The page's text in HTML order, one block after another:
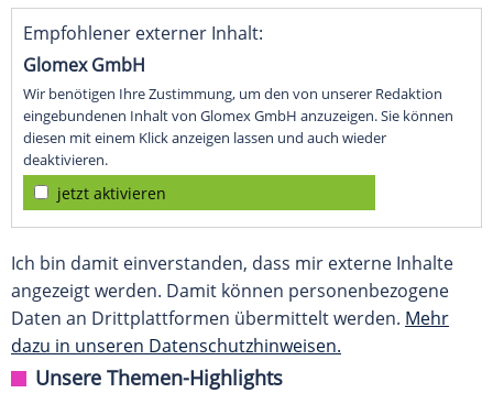
Empfohlener externer Inhalt:
Glomex GmbH
Wir benötigen Ihre Zustimmung, um den von unserer Redaktion
eingebundenen Inhalt von Glomex GmbH anzuzeigen. Sie können
diesen mit einem Klick anzeigen lassen und auch wieder
deaktivieren.
jetzt aktivieren
Ich bin damit einverstanden, dass mir externe Inhalte
angezeigt werden. Damit können personenbezogene
Daten an Drittplattformen übermittelt werden. Mehr
dazu in unseren Datenschutzhinweisen.
Unsere Themen-Highlights